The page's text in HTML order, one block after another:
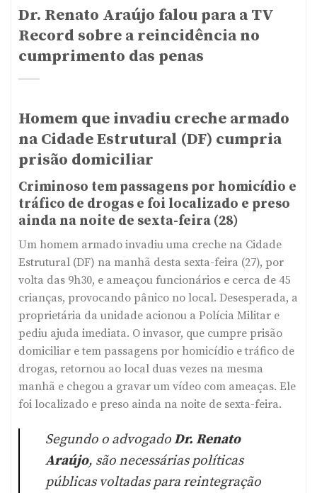
Dr. Renato Araújo falou para a TV
Record sobre a reincidência no
cumprimento das penas
Homem que invadiu creche armado
na Cidade Estrutural (DF) cumpria
prisão domiciliar
Criminoso tem passagens por homicídio e
tráfico de drogas e foi localizado e preso
ainda na noite de sexta-feira (28)
Um homem armado invadiu uma creche na Cidade
Estrutural (DF) na manhã desta sexta-feira (27), por
volta das 9h30, e ameaçou funcionários e cerca de 45
crianças, provocando pânico no local. Desesperada, a
proprietária da unidade acionou a Polícia Militar e
pediu ajuda imediata. O invasor, que cumpre prisão
domiciliar e tem passagens por homicídio e tráfico de
drogas, retornou ao local duas vezes na mesma
manhã e chegou a gravar um vídeo com ameaças. Ele
foi localizado e preso ainda na noite de sexta-feira.
Segundo o advogadoDr. Renato
Araújo, são necessárias políticas
públicas voltadas para reintegração